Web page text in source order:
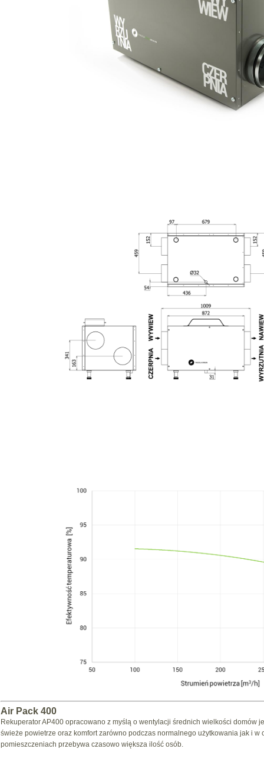
Air Pack 400
Rekuperator AP400 opracowano z myślą o wentylacji średnich wielkości domów
świeże powietrze oraz komfort zarówno podczas normalnego użytkowania jak i
pomieszczeniach przebywa czasowo większa ilość osób.